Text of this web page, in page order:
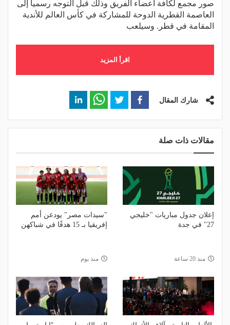
صور مجمع لكافة أعضاء الفريق وذلك قبل التوجه رسمياً إلى
العاصمة القطرية الدوحة للمشاركة في كأس العالم للأندية
المقامة في قطر. وسيلعب
اقرأ المزيد
شارك المقال
مقالات ذات صلة
إعلان جدول مباريات "خليجي
27" في جدة
منذ 20 ساعة
"سيدات مصر" يودعن أمم
إفريقيا بـ 15 هدفًا في شباكهن
منذ يوم